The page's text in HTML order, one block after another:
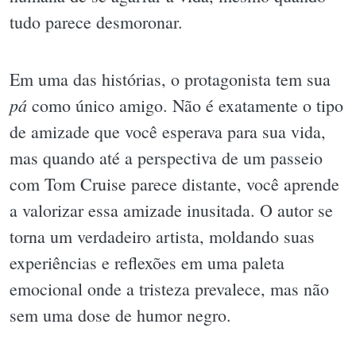
tudo parece desmoronar.
Em uma das histórias, o protagonista tem sua
pá como único amigo. Não é exatamente o tipo
de amizade que você esperava para sua vida,
mas quando até a perspectiva de um passeio
com Tom Cruise parece distante, você aprende
a valorizar essa amizade inusitada. O autor se
torna um verdadeiro artista, moldando suas
experiências e reflexões em uma paleta
emocional onde a tristeza prevalece, mas não
sem uma dose de humor negro.